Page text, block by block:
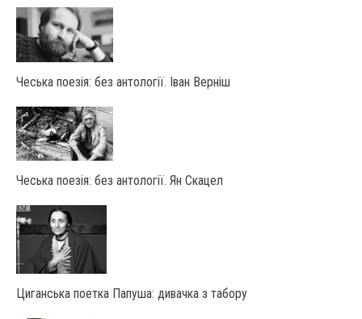
Чеська поезія: без антології. Іван Верніш
Чеська поезія: без антології. Ян Скацел
Циганська поетка Папуша: дивачка з табору